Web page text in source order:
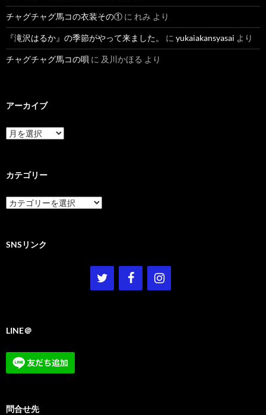
チャグチャグ馬コの衣装その① に れみ より
『滝沢はるか』の季節がやって来ました。 に yukaiakansyasai より
チャグチャグ馬コの唄 に 及川かほる より
アーカイブ
ア
ー
ブ
カテゴリー
カ
テ
ー
SNSリンク
LINE＠
問合せ先